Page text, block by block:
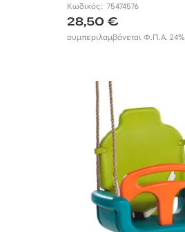
Κωδικός: 75474576
28,50 €
συμπεριλαμβάνεται Φ.Π.Α. 24%